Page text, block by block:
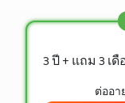
3 ปี + แถม 3 เ
ต่ออา